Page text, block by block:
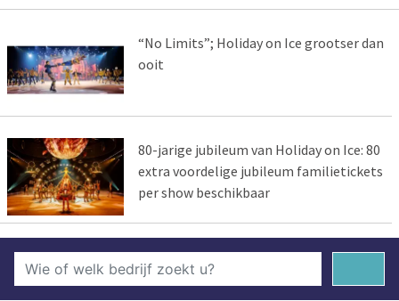
“No Limits”; Holiday on Ice grootser dan
ooit
80-jarige jubileum van Holiday on Ice: 80
extra voordelige jubileum familietickets
per show beschikbaar